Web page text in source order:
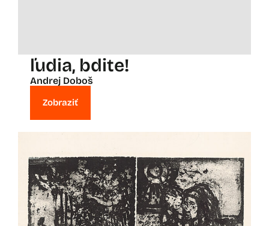
ľudia, bdite!
Andrej Doboš
Zobraziť